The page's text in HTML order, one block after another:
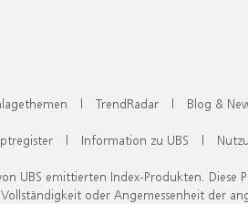
| TrendRadar | Blog &
| Information zu UBS |
UBS emittierten Index-Produkten.
oder Angemessenheit der